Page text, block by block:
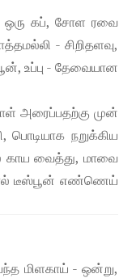
ஒரு கப், சோள ரவை
- சிறிதளவு,
உப்பு - தேவையான
அரைப்பதற்கு முன்
நறுக்கிய
காய வைத்து, மாவை
கால் டீஸ்பூன் எண்ணெய்
மிளகாய் - ஒன்று,